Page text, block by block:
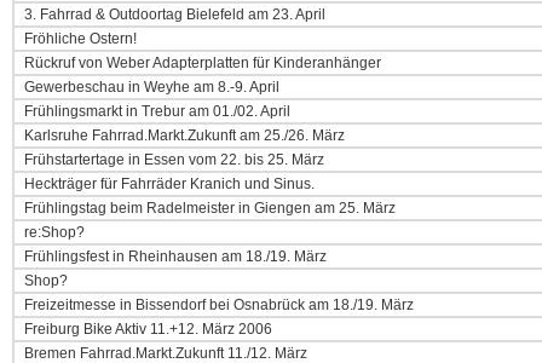
3. Fahrrad & Outdoortag Bielefeld am 23. April
Fröhliche Ostern!
Rückruf von Weber Adapterplatten für Kinderanhänger
Gewerbeschau in Weyhe am 8.-9. April
Frühlingsmarkt in Trebur am 01./02. April
Karlsruhe Fahrrad.Markt.Zukunft am 25./26. März
Frühstartertage in Essen vom 22. bis 25. März
Heckträger für Fahrräder Kranich und Sinus.
Frühlingstag beim Radelmeister in Giengen am 25. März
re:Shop?
Frühlingsfest in Rheinhausen am 18./19. März
Shop?
Freizeitmesse in Bissendorf bei Osnabrück am 18./19. März
Freiburg Bike Aktiv 11.+12. März 2006
Bremen Fahrrad.Markt.Zukunft 11./12. März